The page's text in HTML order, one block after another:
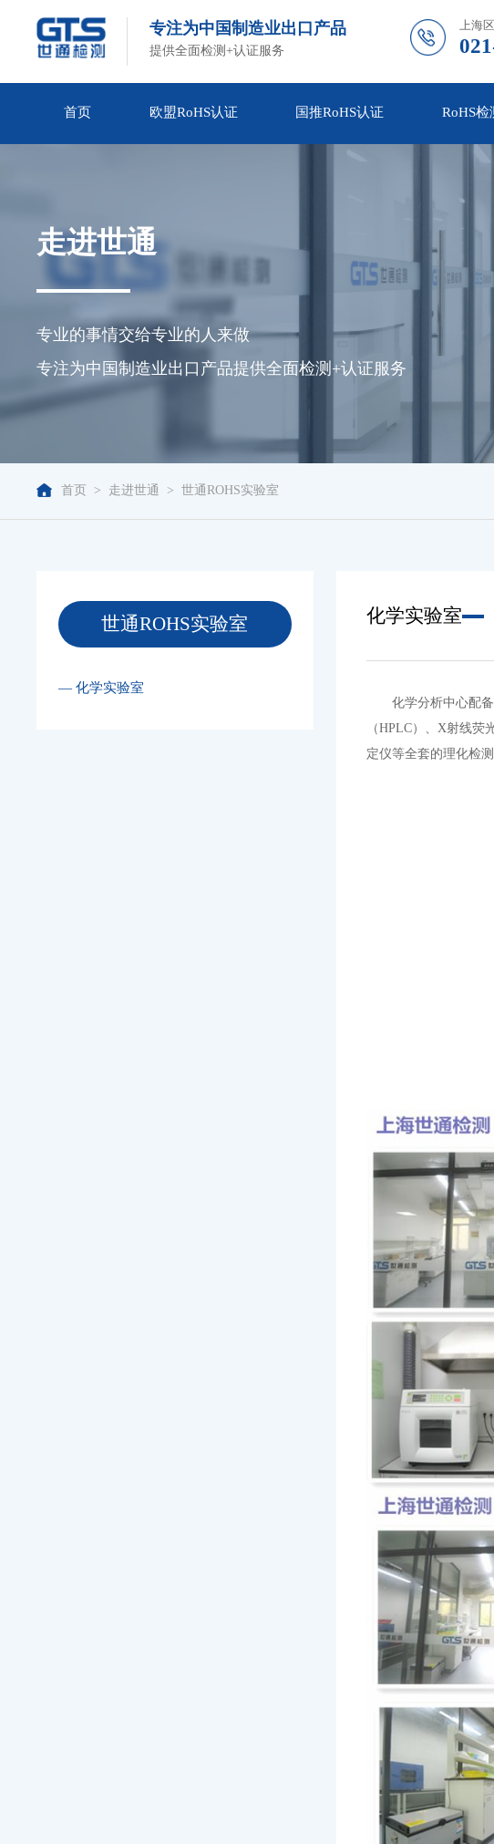
专注为中国制造业出口产品
提供全面检测+认证服务
上海
首页 欧盟RoHS认证 国推RoHS认证 RoHS检
走进世通
专业的事情交给专业的人来做
专注为中国制造业出口产品提供全面检测+认证服务
首页 > 走进世通 > 世通ROHS实验室
世通ROHS实验室
— 化学实验室
化学实验室
化学分析中心配
（HPLC）、X射线
定仪等全套的理化检测